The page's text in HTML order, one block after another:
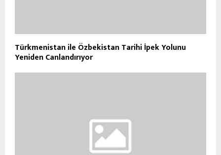
Türkmenistan ile Özbekistan Tarihi İpek Yolunu
Yeniden Canlandırıyor